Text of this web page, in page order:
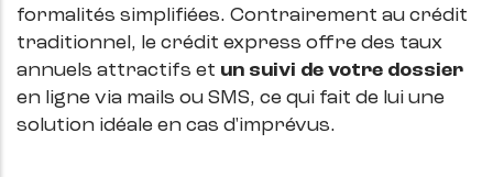
formalités simplifiées. Contrairement au crédit
traditionnel, le crédit express offre des taux
annuels attractifs et un suivi de votre dossier
en ligne via mails ou SMS, ce qui fait de lui une
solution idéale en cas d'imprévus.